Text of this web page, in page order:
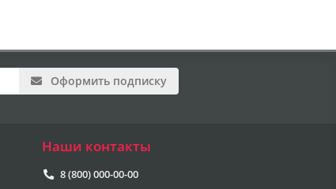
Оформить подписку
Наши контакты
8 (800) 000-00-00